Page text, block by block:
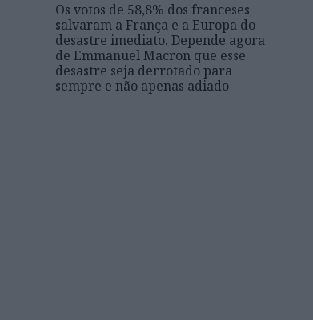
Os votos de 58,8% dos franceses
salvaram a França e a Europa do
desastre imediato. Depende agora
de Emmanuel Macron que esse
desastre seja derrotado para
sempre e não apenas adiado